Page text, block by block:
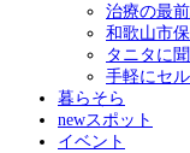
治療の最
和歌山市
タニタに
手軽にセ
暮らそら
newスポット
イベント